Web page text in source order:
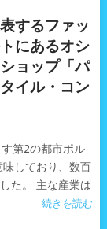
するファッ
にあるオシ
ョップ「パ
イル・コン
第2の都市ポル
味しており、数百
た。 主な産業は
続きを読む